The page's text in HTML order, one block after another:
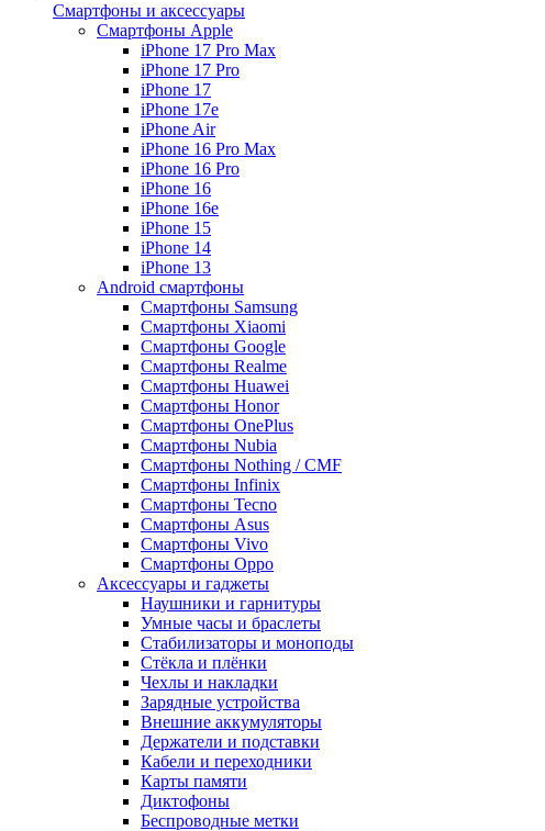
Смартфоны и аксессуары
Смартфоны Apple
iPhone 17 Pro Max
iPhone 17 Pro
iPhone 17
iPhone 17e
iPhone Air
iPhone 16 Pro Max
iPhone 16 Pro
iPhone 16
iPhone 16e
iPhone 15
iPhone 14
iPhone 13
Android cмартфоны
Смартфоны Samsung
Смартфоны Xiaomi
Смартфоны Google
Смартфоны Realme
Смартфоны Huawei
Смартфоны Honor
Смартфоны OnePlus
Смартфоны Nubia
Смартфоны Nothing / CMF
Смартфоны Infinix
Смартфоны Tecno
Смартфоны Asus
Смартфоны Vivo
Смартфоны Oppo
Аксессуары и гаджеты
Наушники и гарнитуры
Умные часы и браслеты
Стабилизаторы и моноподы
Стёкла и плёнки
Чехлы и накладки
Зарядные устройства
Внешние аккумуляторы
Держатели и подставки
Кабели и переходники
Карты памяти
Диктофоны
Беспроводные метки